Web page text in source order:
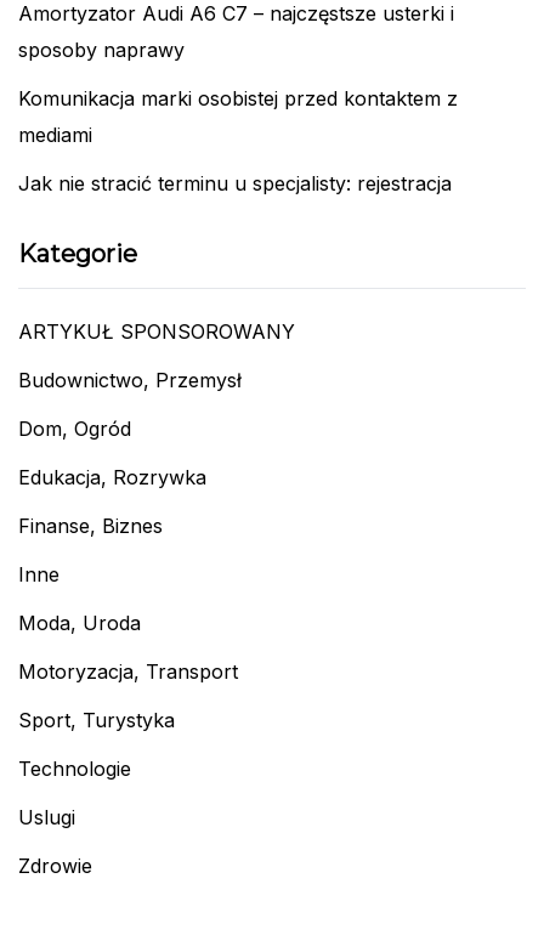
Amortyzator Audi A6 C7 – najczęstsze usterki i
sposoby naprawy
Komunikacja marki osobistej przed kontaktem z
mediami
Jak nie stracić terminu u specjalisty: rejestracja
Kategorie
ARTYKUŁ SPONSOROWANY
Budownictwo, Przemysł
Dom, Ogród
Edukacja, Rozrywka
Finanse, Biznes
Inne
Moda, Uroda
Motoryzacja, Transport
Sport, Turystyka
Technologie
Uslugi
Zdrowie